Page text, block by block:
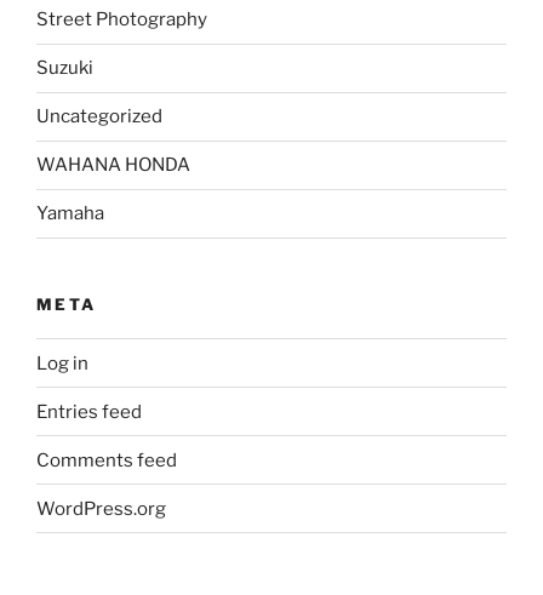
Street Photography
Suzuki
Uncategorized
WAHANA HONDA
Yamaha
META
Log in
Entries feed
Comments feed
WordPress.org